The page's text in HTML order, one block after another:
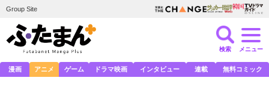
Group Site
検索 メニュー
漫画 アニメ ゲーム ドラマ映画 インタビュー 連載 無料コミック